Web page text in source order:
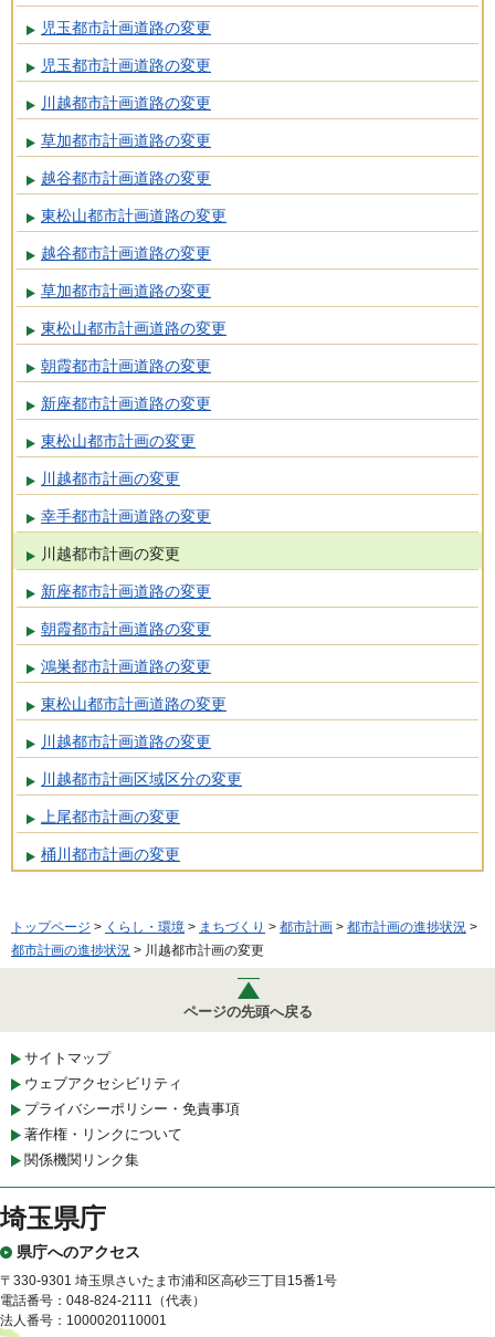
児玉都市計画道路の変更
児玉都市計画道路の変更
川越都市計画道路の変更
草加都市計画道路の変更
越谷都市計画道路の変更
東松山都市計画道路の変更
越谷都市計画道路の変更
草加都市計画道路の変更
東松山都市計画道路の変更
朝霞都市計画道路の変更
新座都市計画道路の変更
東松山都市計画の変更
川越都市計画の変更
幸手都市計画道路の変更
川越都市計画の変更
新座都市計画道路の変更
朝霞都市計画道路の変更
鴻巣都市計画道路の変更
東松山都市計画道路の変更
川越都市計画道路の変更
川越都市計画区域区分の変更
上尾都市計画の変更
桶川都市計画の変更
トップページ > くらし・環境 > まちづくり > 都市計画 > 都市計画の進捗状況 >
都市計画の進捗状況 > 川越都市計画の変更
ページの先頭へ戻る
サイトマップ
ウェブアクセシビリティ
プライバシーポリシー・免責事項
著作権・リンクについて
関係機関リンク集
埼玉県庁
県庁へのアクセス
〒330-9301 埼玉県さいたま市浦和区高砂三丁目15番1号
電話番号：048-824-2111（代表）
法人番号：1000020110001